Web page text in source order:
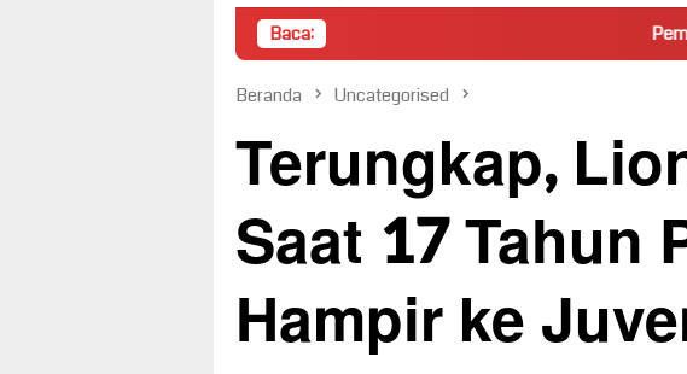
Baca: Pembongkaran Paksa
Beranda Uncategorised
Terungkap,
Saat 17 Tahun
Hampir ke